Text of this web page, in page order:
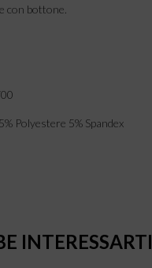
con bottone.
Polyestere 5% Spandex
INTERESSARTI